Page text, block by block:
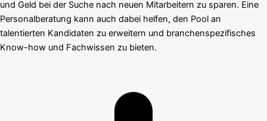
und Geld bei der Suche nach neuen Mitarbeitern zu sparen. Eine
Personalberatung kann auch dabei helfen, den Pool an
talentierten Kandidaten zu erweitern und branchenspezifisches
Know-how und Fachwissen zu bieten.